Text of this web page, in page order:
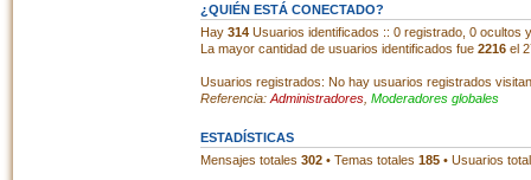
¿QUIÉN ESTÁ CONECTADO?
Hay 314Usuarios identificados :: 0 registrado, 0 ocultos
La mayor cantidad de usuarios identificados fue 2216el
Usuarios registrados: No hay usuarios registrados
Referencia: Administradores, Moderadores globales
ESTADÍSTICAS
Mensajes totales 302• Temas totales 185• Usuarios